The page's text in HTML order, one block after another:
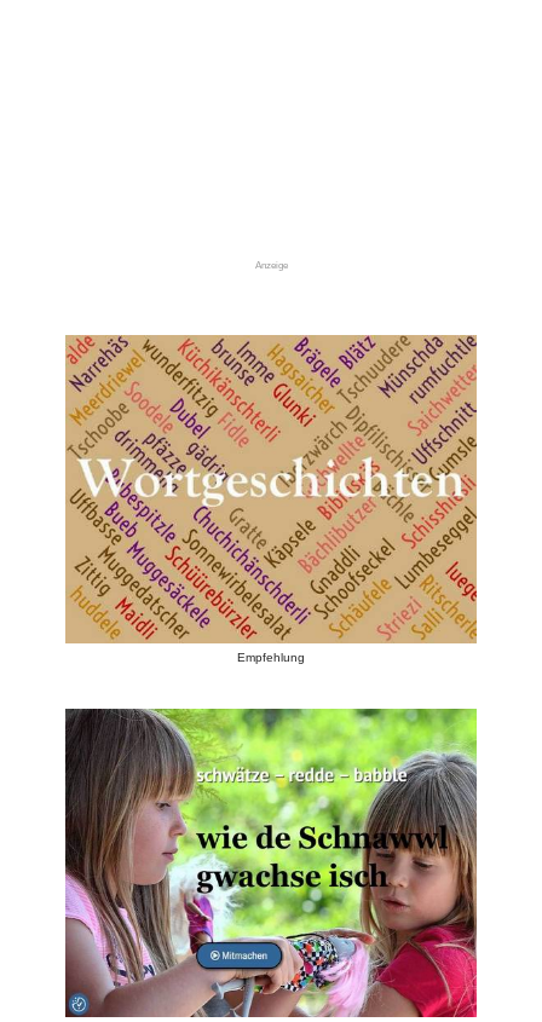
Anzeige
Empfehlung